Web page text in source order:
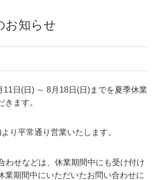
お知らせ
11日(日) ～ 8月18日(日)までを夏季休業
きます。
り平常通り営業いたします。
わせなどは、休業期間中にも受け付け
業期間中にいただいたお問い合わせに